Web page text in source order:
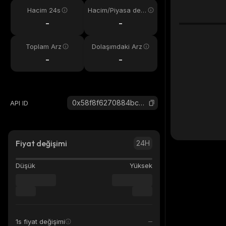
Hacim 24s
-
Hacim/Piyasa değ
-
Toplam Arz
-
Dolaşımdaki Arz
-
API ID 0x58f8f6270884bc0d25b11007a112a95756d13788_robinhood
Fiyat değişimi 24H
Düşük Yüksek
1s fiyat değişimi